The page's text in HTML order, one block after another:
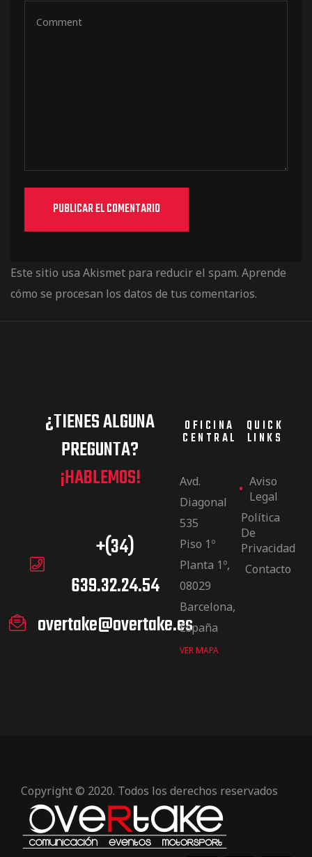
Este sitio usa Akismet para reducir el spam. Aprende
cómo se procesan los datos de tus comentarios.
¿TIENES ALGUNA
PREGUNTA?
¡HABLEMOS!
+(34)
639.32.24.54
overtake@overtake.es
OFICINA
CENTRAL
Avd.
Diagonal
535
Piso 1º
Planta 1º,
08029
Barcelona,
España
VER MAPA
QUICK
LINKS
Aviso
Legal
Política
De
Privacidad
Contacto
Copyright © 2020. Todos los derechos reservados